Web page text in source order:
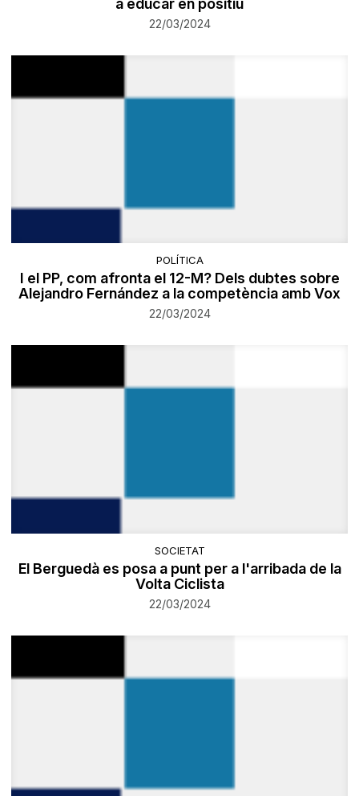
a educar en positiu
22/03/2024
POLÍTICA
I el PP, com afronta el 12-M? Dels dubtes sobre
Alejandro Fernández a la competència amb Vox
22/03/2024
SOCIETAT
El Berguedà es posa a punt per a l'arribada de la
Volta Ciclista
22/03/2024